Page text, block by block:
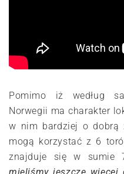
Pomimo iż według
Norwegii ma charakter
w nim bardziej o dobrą
mogą korzystać z 6
znajduje się w sumie